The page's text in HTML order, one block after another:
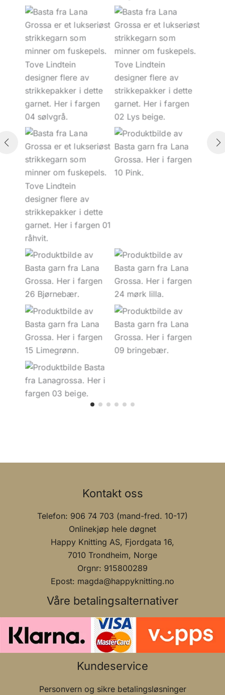
04 Sølvgrå 02 Lys beige
01 Råhvit
10 Pink
26 Bjørnebær 24 Mørk lilla
15 Limegrønn 09 Bringebær
03 Beige
Kontakt oss
Telefon: 906 74 703 (mand-fred. 10-17)
Onlinekjøp hele døgnet
Happy Knitting AS, Fjordgata 16,
7010 Trondheim, Norge
Orgnr: 915800289
Epost: magda@happyknitting.no
Våre betalingsalternativer
Kundeservice
Personvern og sikre betalingsløsninger